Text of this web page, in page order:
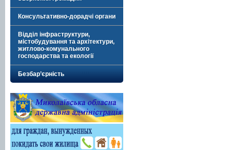
Консультативно-дорадчі органи
Відділ інфраструктури,
містобудування та архітектури,
житлово-комунального
господарства та екології
Безбар’єрність